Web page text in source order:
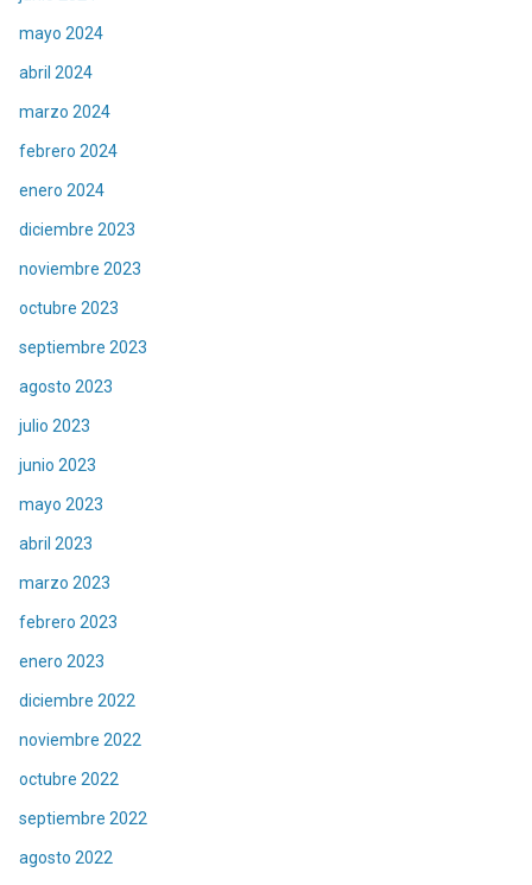
mayo 2024
abril 2024
marzo 2024
febrero 2024
enero 2024
diciembre 2023
noviembre 2023
octubre 2023
septiembre 2023
agosto 2023
julio 2023
junio 2023
mayo 2023
abril 2023
marzo 2023
febrero 2023
enero 2023
diciembre 2022
noviembre 2022
octubre 2022
septiembre 2022
agosto 2022